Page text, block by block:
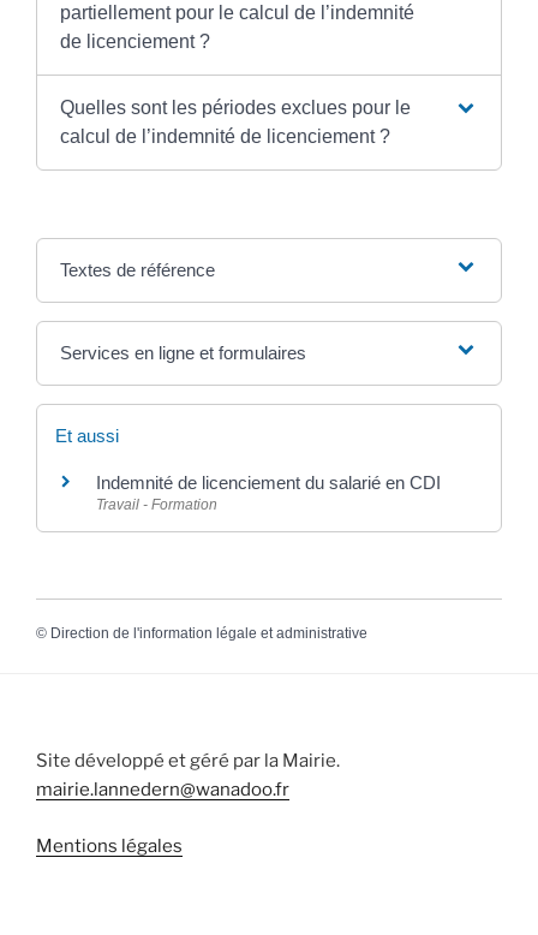
partiellement pour le calcul de l’indemnité
de licenciement ?
Quelles sont les périodes exclues pour le
calcul de l’indemnité de licenciement ?
Textes de référence
Services en ligne et formulaires
Et aussi
Indemnité de licenciement du salarié en CDI
Travail - Formation
© Direction de l'information légale et administrative
Site développé et géré par la Mairie.
mairie.lannedern@wanadoo.fr
Mentions légales